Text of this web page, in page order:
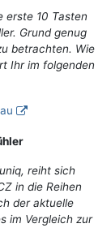
erste 10 Tasten
Grund genug
betrachten. Wie
Ihr im folgenden
reiht sich
in die Reihen
der aktuelle
im Vergleich zur